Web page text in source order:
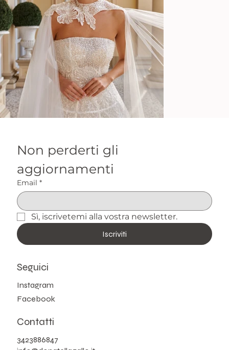
Non perderti gli
aggiornamenti
Email *
Sì, iscrivetemi alla vostra newsletter.
Iscriviti
Seguici
Instagram
Facebook
Contatti
3423886847